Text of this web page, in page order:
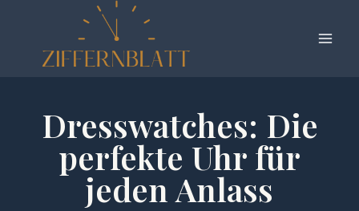
springen
Dresswatches: Die
perfekte Uhr für
jeden Anlass